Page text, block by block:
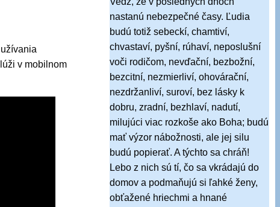
v mobilnom
nastanú nebezpečné časy. Ľudia
budú totiž sebeckí, chamtiví,
chvastaví, pyšní, rúhaví, neposlušní
voči rodičom, nevďační, bezbožní,
bezcitní, nezmierliví, ohovárační,
nezdržanliví, suroví, bez lásky k
dobru, zradní, bezhlaví, nadutí,
milujúci viac rozkoše ako Boha; budú
mať výzor nábožnosti, ale jej silu
budú popierať. A týchto sa chráň!
Lebo z nich sú tí, čo sa vkrádajú do
domov a podmaňujú si ľahké ženy,
obťažené hriechmi a hnané